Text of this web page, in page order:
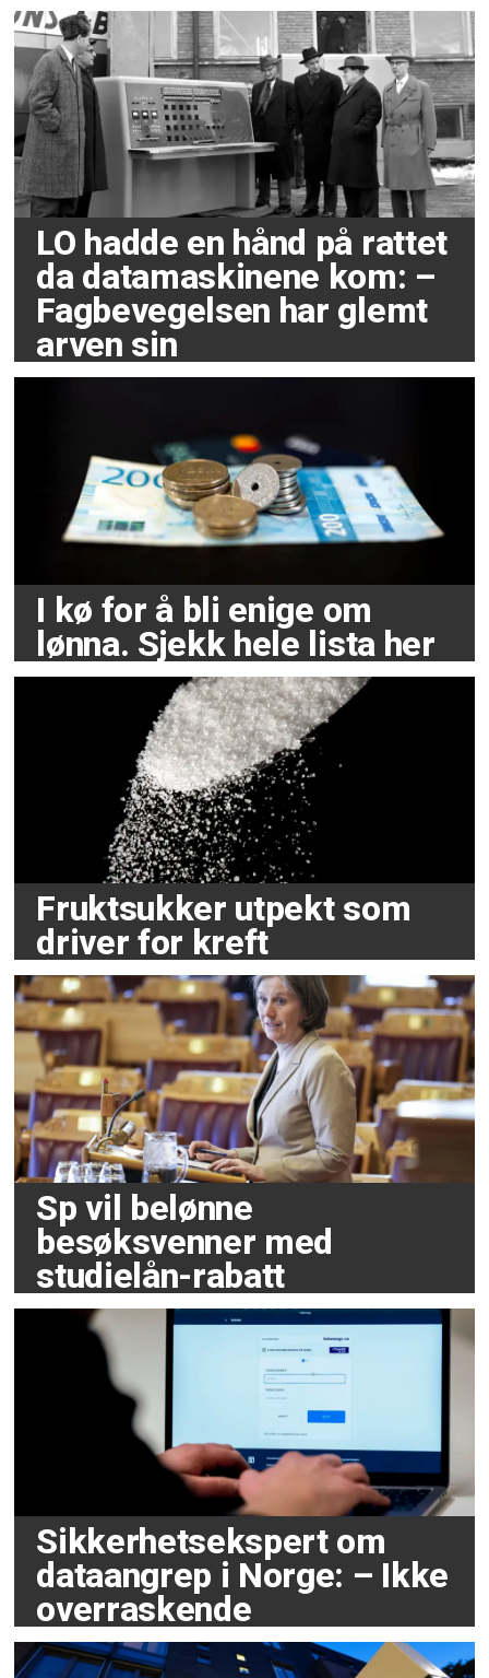
LO hadde en hånd på rattet
da datamaskinene kom: –
Fagbevegelsen har glemt
arven sin
I kø for å bli enige om
lønna. Sjekk hele lista her
Fruktsukker utpekt som
driver for kreft
Sp vil belønne
besøksvenner med
studielån-rabatt
Sikkerhetsekspert om
dataangrep i Norge: – Ikke
overraskende